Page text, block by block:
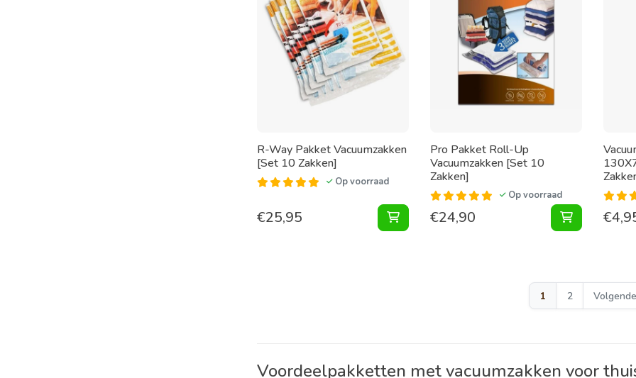
R-Way Pakket Vacuumzakken
[Set 10 Zakken]
Op voorraad
€25,95 Pakket Vacuumzakken [Set 10 Zakken]
Pro Pakket Roll-Up
Vacuumzakken [Set 10
Zakken]
Op voorraad
€24,90 Pakket Roll-
€
1 2 Volgende
Voordeelpakketten met vacuumzakken voor